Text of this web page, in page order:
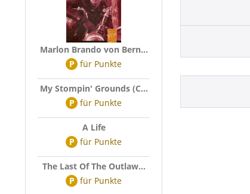
Marlon Brando von Bern...
P für Punkte
My Stompin' Grounds (C...
P für Punkte
A Life
P für Punkte
The Last Of The Outlaw...
P für Punkte